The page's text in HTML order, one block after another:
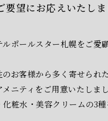
要望にお応えいたし
ポールスター札幌をご愛
のお客様から多く寄せら
ニティをご用意いたしまし
化粧水・美容クリームの3